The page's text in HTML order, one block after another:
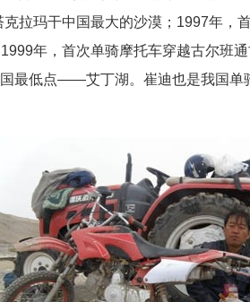
拉玛干中国最大的沙漠；1997年，
年，首次单骑摩托车穿越古尔班
最低点——艾丁湖。崔迪也是我国单